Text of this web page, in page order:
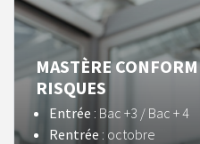
MASTÈRE
RISQUES
Entrée : Bac +3 / Bac + 4
Rentrée : octobre